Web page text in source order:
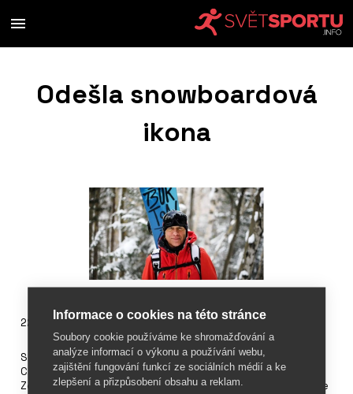
Odešla snowboardová
ikona
22. listopadu 2019
Snowboardový svět smutní nad skonem Jakea Burtona
Carpentera, který je označován za pionýra tohoto sportu.
Zemřel ve věku 65 let na následky těžkého onemocnění. Podle
Informace o cookies na této stránce
Soubory cookie používáme ke shromažďování a
analýze informací o výkonu a používání webu,
zajištění fungování funkcí ze sociálních médií a ke
zlepšení a přizpůsobení obsahu a reklam.